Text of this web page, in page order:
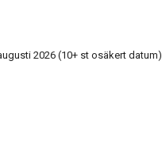
2026 (10+ st osäkert datum)